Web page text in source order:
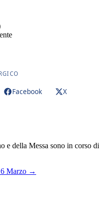
Facebook
X
e della Messa sono in corso di
Marzo →